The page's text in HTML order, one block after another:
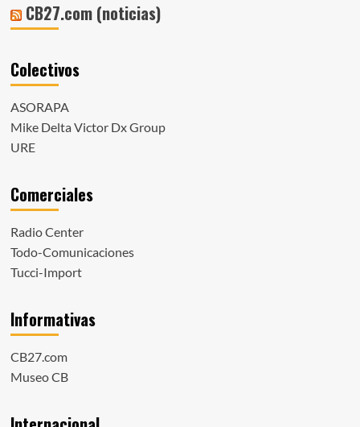
CB27.com (noticias)
Colectivos
ASORAPA
Mike Delta Victor Dx Group
URE
Comerciales
Radio Center
Todo-Comunicaciones
Tucci-Import
Informativas
CB27.com
Museo CB